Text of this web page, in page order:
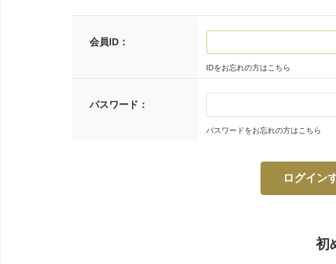
会員ID：
IDをお忘れの方はこちら
パスワード：
パスワードをお忘れの方はこちら
初